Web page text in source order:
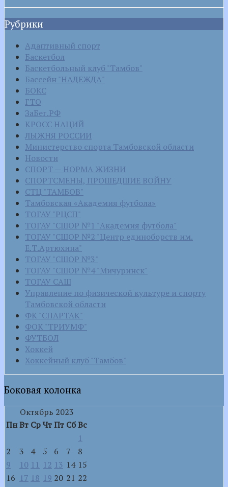
Рубрики
Адаптивный спорт
Баскетбол
Баскетбольный клуб "Тамбов"
Бассейн "НАДЕЖДА"
БОКС
ГТО
ЗаБег.РФ
КРОСС НАЦИЙ
ЛЫЖНЯ РОССИИ
Министерство спорта Тамбовской области
Новости
СПОРТ — НОРМА ЖИЗНИ
СПОРТСМЕНЫ, ПРОШЕДШИЕ ВОЙНУ
СТЦ "ТАМБОВ"
Тамбовская «Академия футбола»
ТОГАУ "РЦСП"
ТОГАУ "СШОР №1 "Академия футбола"
ТОГАУ "СШОР №2 "Центр единоборств им.
Е.Т.Артюхина"
ТОГАУ "СШОР №3"
ТОГАУ "СШОР №4 "Мичуринск"
ТОГАУ САШ
Управление по физической культуре и спорту
Тамбовской области
ФК "СПАРТАК"
ФОК "ТРИУМФ"
ФУТБОЛ
Хоккей
Хоккейный клуб "Тамбов"
Боковая колонка
Октябрь 2023
ПнВт СрЧтПт СбВс
1
2
3 4 5 6 7
8
9
10 11 12 13 14 15
16 17 18 19 20 21 22